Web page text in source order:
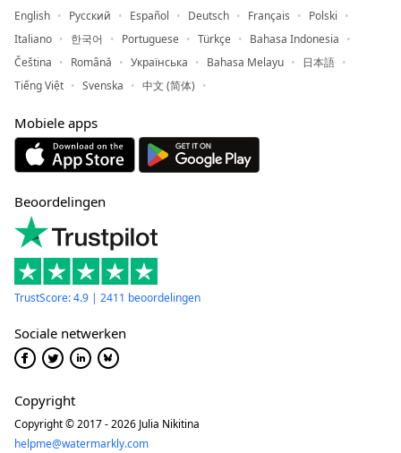
English Русский Español Deutsch Français
Polski
Italiano
한국어 Portuguese Türkçe
Bahasa Indonesia
Čeština
Română Українська Bahasa Melayu
日本語
Tiếng Việt
Svenska 中文 (简体)
Mobiele apps
Beoordelingen
TrustScore: 4.9 | 2411 beoordelingen
Sociale netwerken
Copyright
Copyright © 2017 - 2026 Julia Nikitina
helpme@watermarkly.com